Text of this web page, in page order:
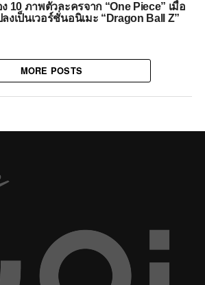
10 ภาพตัวละครจาก “One Piece” เมื่อ
งเป็นเวอร์ชั่นอนิเมะ “Dragon Ball Z”
MORE POSTS